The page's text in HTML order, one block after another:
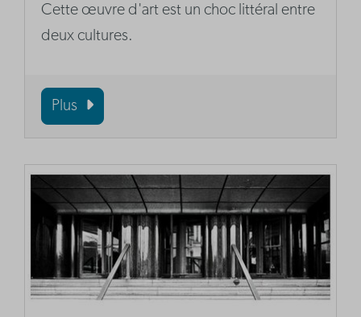
Cette œuvre d'art est un choc littéral entre
deux cultures.
Plus